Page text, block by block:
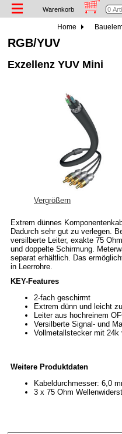
Warenkorb
Home
RGB/YUV
Exzellenz YUV Mini
Vergrößern
Extrem dünnes
Dadurch sehr gut zu verlegen.
versilberte Leiter, exakte 75
und doppelte Schirmung.
separat erhältlich. Das
in Leerrohre.
KEY-Features
2-fach geschirmt
Extrem dünn und leicht
Leiter aus hochreinem
Versilberte Signal- und
Vollmetallstecker mit 24k
Weitere Produktdaten
Kabeldurchmesser: 6,0
3 x 75 Ohm